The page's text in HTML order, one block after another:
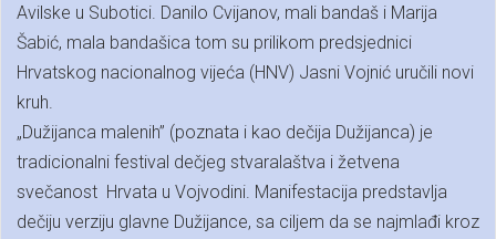
Avilske u Subotici. Danilo Cvijanov, mali bandaš i Marija
Šabić, mala bandašica tom su prilikom predsjednici
Hrvatskog nacionalnog vijeća (HNV) Jasni Vojnić uručili novi
kruh.
„Dužijanca malenih” (poznata i kao dečija Dužijanca) je
tradicionalni festival dečjeg stvaralaštva i žetvena
svečanost Hrvata u Vojvodini. Manifestacija predstavlja
dečiju verziju glavne Dužijance, sa ciljem da se najmlađi kroz